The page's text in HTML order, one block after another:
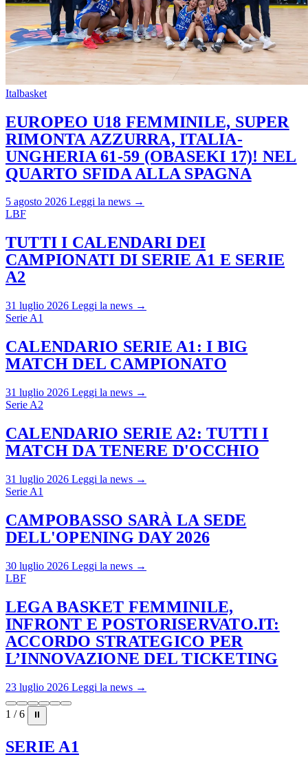
Italbasket
EUROPEO U18 FEMMINILE, SUPER
RIMONTA AZZURRA, ITALIA-
UNGHERIA 61-59 (OBASEKI 17)! NEL
QUARTO SFIDA ALLA SPAGNA
5 agosto 2026 Leggi la news →
LBF
TUTTI I CALENDARI DEI
CAMPIONATI DI SERIE A1 E SERIE
A2
31 luglio 2026 Leggi la news →
Serie A1
CALENDARIO SERIE A1: I BIG
MATCH DEL CAMPIONATO
31 luglio 2026 Leggi la news →
Serie A2
CALENDARIO SERIE A2: TUTTI I
MATCH DA TENERE D'OCCHIO
31 luglio 2026 Leggi la news →
Serie A1
CAMPOBASSO SARÀ LA SEDE
DELL'OPENING DAY 2026
30 luglio 2026 Leggi la news →
LBF
LEGA BASKET FEMMINILE,
INFRONT E POSTORISERVATO.IT:
ACCORDO STRATEGICO PER
L’INNOVAZIONE DEL TICKETING
23 luglio 2026 Leggi la news →
1 / 6 ⏸
SERIE A1